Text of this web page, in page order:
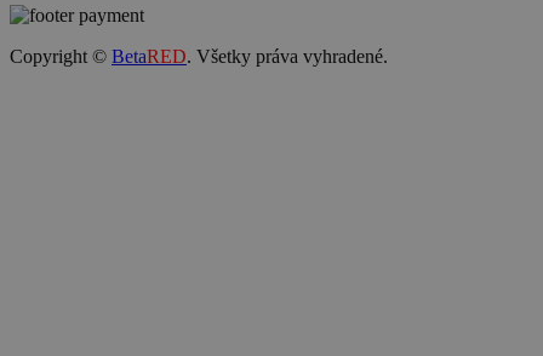
Copyright © BetaRED. Všetky práva vyhradené.